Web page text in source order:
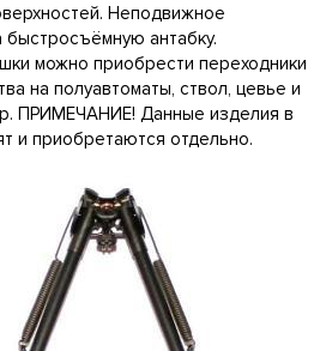
Неподвижное
быстросъёмную антабку.
можно приобрести переходники
на полуавтоматы, ствол, цевье и
ПРИМЕЧАНИЕ! Данные изделия в
и приобретаются отдельно.